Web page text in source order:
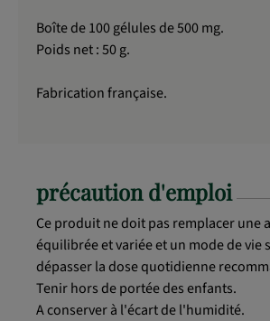
Boîte de 100 gélules de 500 mg.
Poids net : 50 g.
Fabrication française.
précaution d'emploi
Ce produit ne doit pas remplacer une
équilibrée et variée et un mode de vie
dépasser la dose quotidienne
Tenir hors de portée des enfants.
A conserver à l'écart de l'humidité.